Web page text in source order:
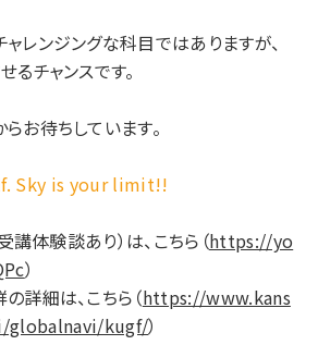
レンジングな科目ではありますが、
るチャンスです。
お待ちしています。
Sky is your limit!!
体験談あり）は、こちら（https://yo
）
詳細は、こちら（https://www.kans
globalnavi/kugf/）